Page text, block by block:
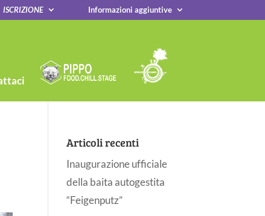
ISCRIZIONE Informazioni aggiuntive
Articoli recenti
Inaugurazione ufficiale
della baita autogestita
“Feigenputz”